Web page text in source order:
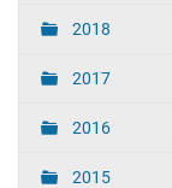
2018
2017
2016
2015